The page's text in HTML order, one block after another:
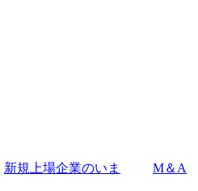
新規上場企業のいま M＆A